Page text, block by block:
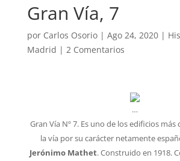
Gran Vía, 7
por Carlos Osorio| Ago 24, 2020|
Madrid | 2 Comentarios
…
Gran Vía Nº 7. Es uno de los edificios
la vía por su carácter netamente
Jerónimo Mathet. Construido en 1918.